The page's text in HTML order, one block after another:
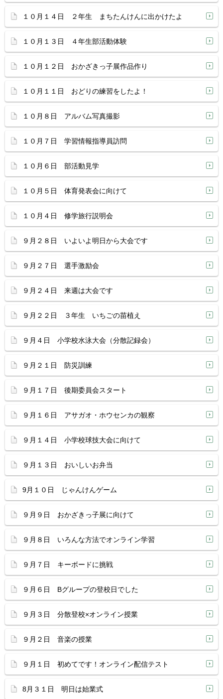
１０月１４日 ２年生 まちたんけんに出かけたよ
１０月１３日 ４年生部活動体験
１０月１２日 おかざきっ子展作品作り
１０月１１日 おどりの練習をしたよ！
１０月８日 アルバム写真撮影
１０月７日 学習情報指導員訪問
１０月６日 部活動見学
１０月５日 体育発表会に向けて
１０月４日 修学旅行説明会
９月２８日 いよいよ明日から大会です
９月２７日 選手激励会
９月２４日 来週は大会です
９月２２日 ３年生 いちごの苗植え
９月４日 小学校水泳大会（分散記録会）
９月２１日 防災訓練
９月１７日 後期委員会スタート
９月１６日 アサガオ・ホウセンカの観察
９月１４日 小学校球技大会に向けて
９月１３日 おいしいお弁当
9月１０日 じゃんけんゲーム
９月９日 おかざきっ子展に向けて
９月８日 いろんな方法でオンライン学習
９月７日 キーボードに挑戦
９月６日 Bグループの登校日でした
９月３日 分散登校×オンライン授業
９月２日 音楽の授業
９月１日 初めてです！オンライン配信テスト
8月３１日 明日は始業式